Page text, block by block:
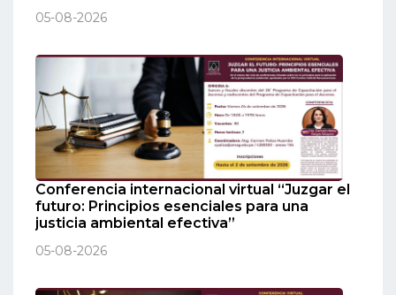
05-08-2026
Conferencia internacional virtual “Juzgar el
futuro: Principios esenciales para una
justicia ambiental efectiva”
05-08-2026